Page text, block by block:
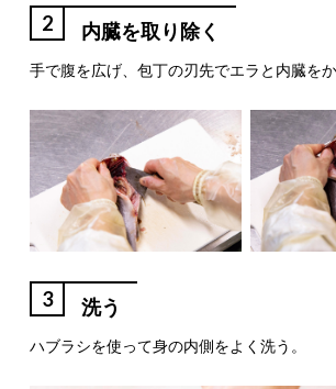
2 内臓を取り除く
手で腹を広げ、包丁の刃先でエラと内臓をか
3 洗う
ハブラシを使って身の内側をよく洗う。